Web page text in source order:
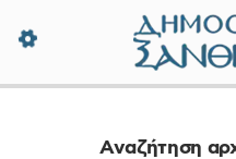
Δήμος Ξάνθης -
Αναζήτηση